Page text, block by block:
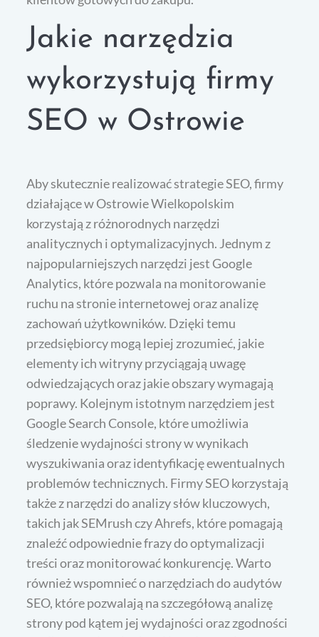
Jakie narzędzia
wykorzystują firmy
SEO w Ostrowie
Aby skutecznie realizować strategie SEO, firmy
działające w Ostrowie Wielkopolskim
korzystają z różnorodnych narzędzi
analitycznych i optymalizacyjnych. Jednym z
najpopularniejszych narzędzi jest Google
Analytics, które pozwala na monitorowanie
ruchu na stronie internetowej oraz analizę
zachowań użytkowników. Dzięki temu
przedsiębiorcy mogą lepiej zrozumieć, jakie
elementy ich witryny przyciągają uwagę
odwiedzających oraz jakie obszary wymagają
poprawy. Kolejnym istotnym narzędziem jest
Google Search Console, które umożliwia
śledzenie wydajności strony w wynikach
wyszukiwania oraz identyfikację ewentualnych
problemów technicznych. Firmy SEO korzystają
także z narzędzi do analizy słów kluczowych,
takich jak SEMrush czy Ahrefs, które pomagają
znaleźć odpowiednie frazy do optymalizacji
treści oraz monitorować konkurencję. Warto
również wspomnieć o narzędziach do audytów
SEO, które pozwalają na szczegółową analizę
strony pod kątem jej wydajności oraz zgodności